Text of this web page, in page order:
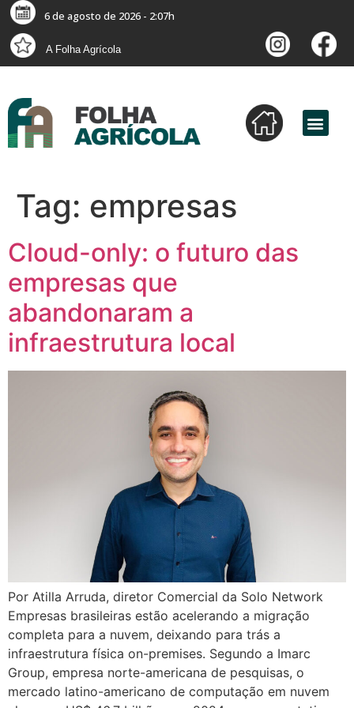
6 de agosto de 2026 - 2:07h
A Folha Agrícola
Tag: empresas
Cloud-only: o futuro das
empresas que
abandonaram a
infraestrutura local
Por Atilla Arruda, diretor Comercial da Solo Network
Empresas brasileiras estão acelerando a migração
completa para a nuvem, deixando para trás a
infraestrutura física on-premises. Segundo a Imarc
Group, empresa norte-americana de pesquisas, o
mercado latino-americano de computação em nuvem